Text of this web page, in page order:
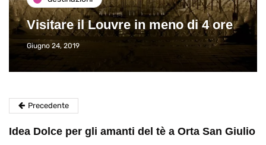
Visitare il Louvre in meno di 4 ore
Giugno 24, 2019
Precedente
Idea Dolce per gli amanti del tè a Orta San Giulio